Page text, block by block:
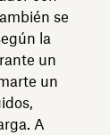
se
la
un
un
A